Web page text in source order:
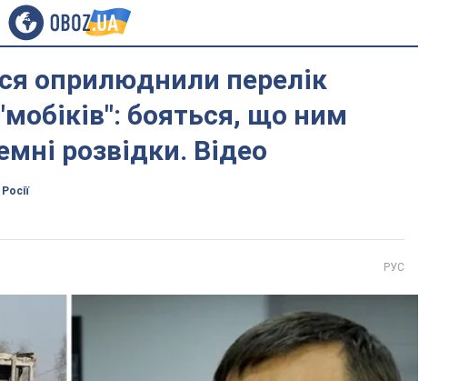
оприлюднили перелік
бояться, що ним
розвідки. Відео
РУС